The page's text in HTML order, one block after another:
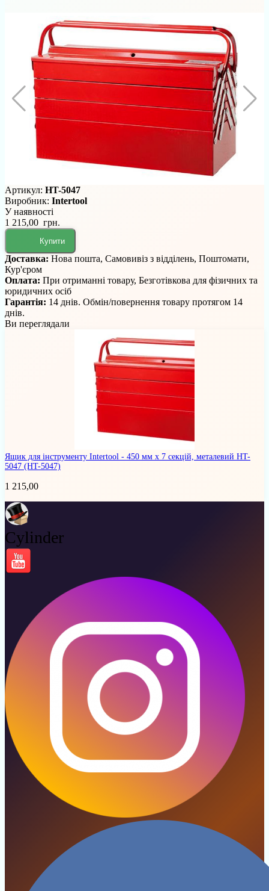
Артикул: HT-5047
Виробник: Intertool
У наявності
1 215,00 грн.
Купити
Доставка: Нова пошта, Самовивіз з відділень, Поштомати,
Кур'єром
Оплата: При отриманні товару, Безготівкова для фізичних та
юридичних осіб
Гарантія: 14 днів. Обмін/повернення товару протягом 14
днів.
Ви переглядали
Ящик для інструменту Intertool - 450 мм x 7 секцій, металевий HT-
5047 (HT-5047)
1 215,00
Cylinder